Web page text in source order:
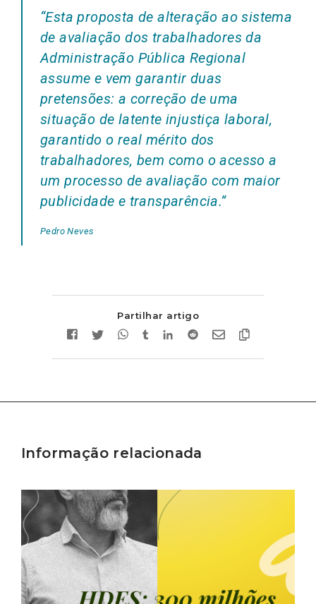
“Esta proposta de alteração ao sistema
de avaliação dos trabalhadores da
Administração Pública Regional
assume e vem garantir duas
pretensões: a correção de uma
situação de latente injustiça laboral,
garantido o real mérito dos
trabalhadores, bem como o acesso a
um processo de avaliação com maior
publicidade e transparência.”
Pedro Neves
Partilhar artigo
Informação relacionada